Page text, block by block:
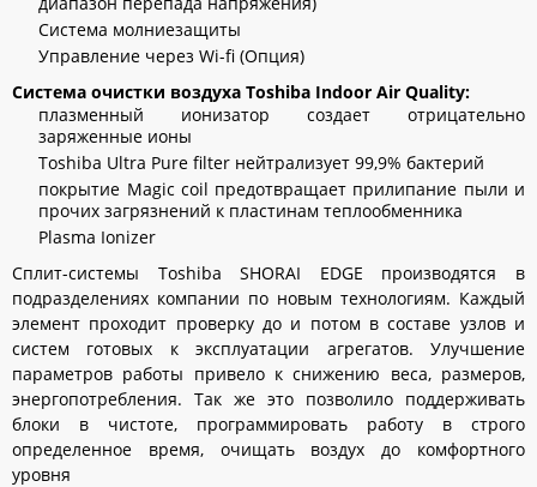
Система молниезащиты
Управление через Wi-fi (Опция)
Cистема очистки воздуха Toshiba Indoor Air Quality:
плазменный ионизатор создает отрицательно
заряженные ионы
Toshiba Ultra Pure filter нейтрализует 99,9% бактерий
покрытие Magic coil предотвращает прилипание пыли и
прочих загрязнений к пластинам теплообменника
Plasma Ionizer
Сплит-системы ToshibaSHORAI EDGE производятся в
подразделениях компании по новым технологиям. Каждый
элемент проходит проверку до и потом в составе узлов и
систем готовых к эксплуатации агрегатов. Улучшение
параметров работы привело к снижению веса, размеров,
энергопотребления. Так же это позволило поддерживать
блоки в чистоте, программировать работу в строго
определенное время, очищать воздух до комфортного
уровня